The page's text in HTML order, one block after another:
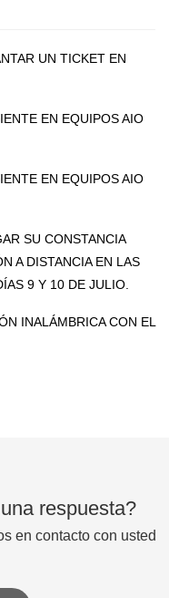
UN TICKET EN
EN EQUIPOS AIO
EN EQUIPOS AIO
SU CONSTANCIA
A DISTANCIA EN LAS
9 Y 10 DE JULIO.
INALÁMBRICA CON EL
respuesta?
en contacto con usted